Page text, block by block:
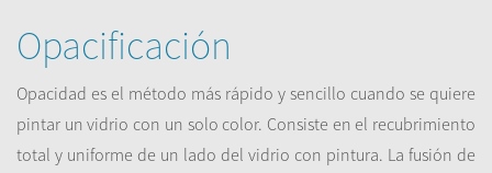
Opacificación
Opacidad es el método más rápido y sencillo cuando se quiere
pintar un vidrio con un solo color. Consiste en el recubrimiento
total y uniforme de un lado del vidrio con pintura. La fusión de